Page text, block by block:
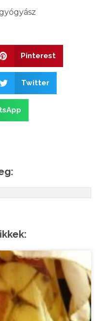
Pinterest
Twitter